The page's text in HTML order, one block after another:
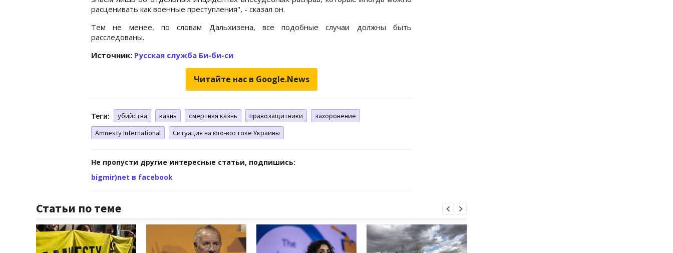
расценивать как военные преступления", - сказал он.
Тем не менее, по словам Дальхизена, все подобные случаи должны быть
расследованы.
Источник: Русская служба Би-би-си
Читайте нас в Google.News
Теги: убийства казнь смертная казнь правозащитники
захоронение
Amnesty International
Ситуация на юго-востоке Украины
Не пропусти другие интересные статьи, подпишись:
bigmir)net в facebook
Статьи по теме